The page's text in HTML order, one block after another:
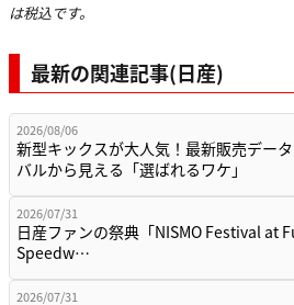
は税込です。
最新の関連記事(日産)
2026/08/06
新型キックスが大人気！最新販売デー
バルから見える「選ばれるワケ」
2026/07/31
日産ファンの祭典「NISMO Festival at
Speedw…
2026/07/31